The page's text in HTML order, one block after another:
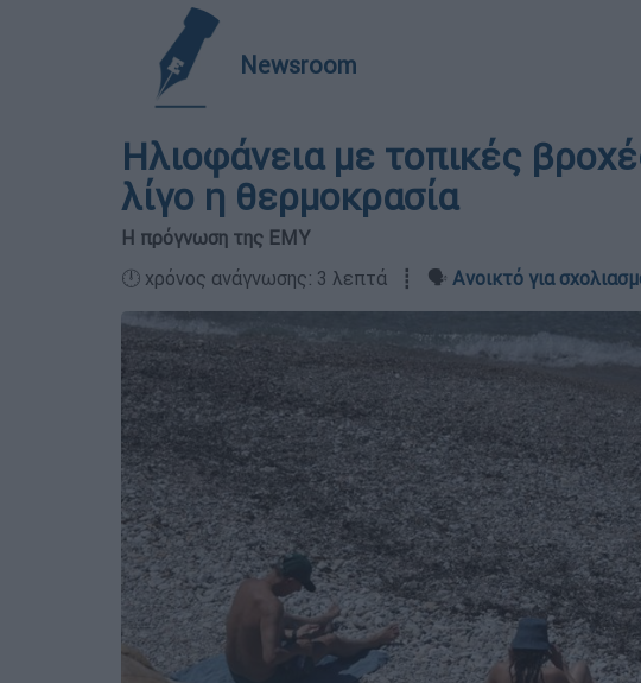
Newsroom
Ηλιοφάνεια με τοπικές
λίγο η θερμοκρασία
Η πρόγνωση της ΕΜΥ
🕛 χρόνος ανάγνωσης: 3 λεπτά ┋ 🗣️ Ανοικτό για